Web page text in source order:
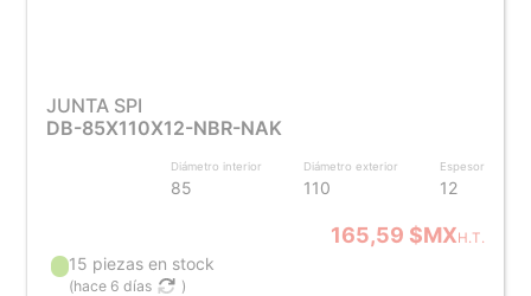
JUNTA SPI
DB-85X110X12-NBR-NAK
Diámetro interior
85
Diámetro exterior
110
Espesor
12
165,59 $MXH.T.
15 piezas en stock
(hace 6 días )